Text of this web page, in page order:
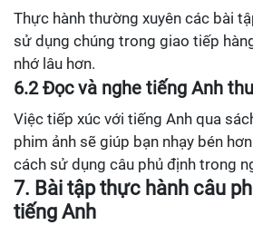
Thực hành thường xuyên các bài
sử dụng chúng trong giao tiếp
nhớ lâu hơn.
6.2 Đọc và nghe tiếng Anh
Việc tiếp xúc với tiếng Anh qua
phim ảnh sẽ giúp bạn nhạy bén
cách sử dụng câu phủ định trong
7. Bài tập thực hành câu
tiếng Anh